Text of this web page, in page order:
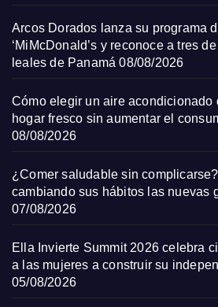
Arcos Dorados lanza su programa
‘MiMcDonald’s y reconoce a tres
leales de Panamá 08/08/2026
Cómo elegir un aire acondicionado
hogar fresco sin aumentar el
08/08/2026
¿Comer saludable sin
cambiando sus hábitos las nuevas
07/08/2026
Ella Invierte Summit 2026 celebra
a las mujeres a construir su
05/08/2026